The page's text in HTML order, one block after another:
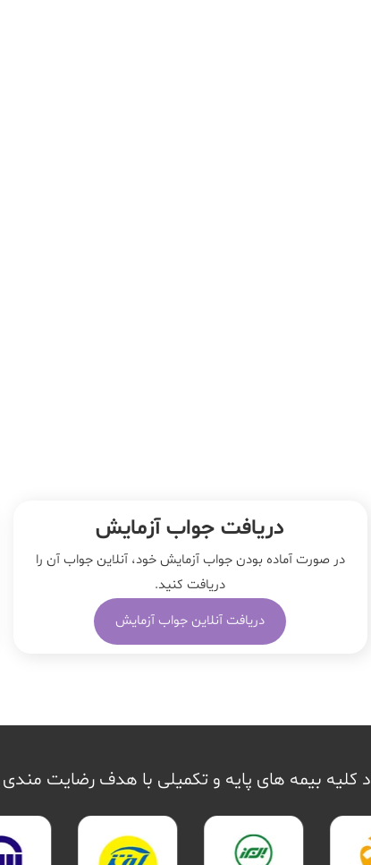
دریافت جواب آزمایش
در صورت آماده بودن جواب آزمایش خود، آنلاین جواب‌ آن را
دریافت کنید.
دریافت آنلاین جواب آزمایش
کلیه بیمه های پایه و تکمیلی با هدف رضایت